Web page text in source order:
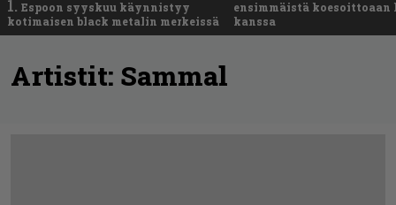
1. Espoon syyskuu käynnistyy
kotimaisen black metalin merkeissä
ensimmäistä
kanssa
Artistit: Sammal